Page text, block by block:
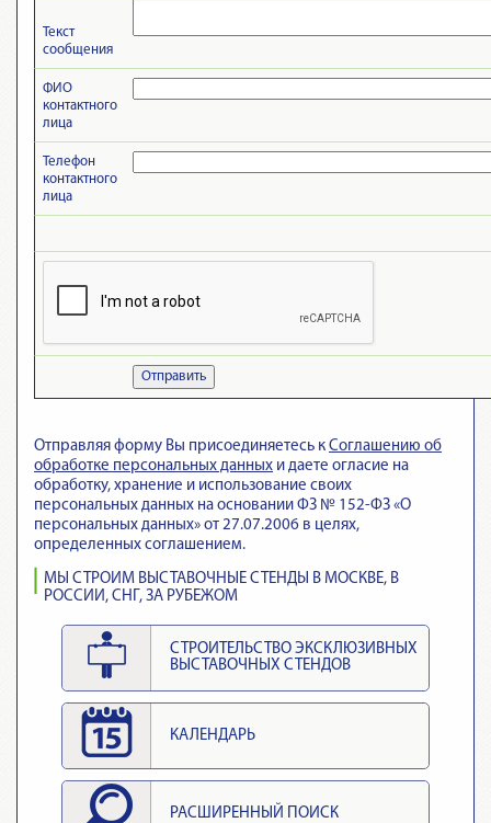
Текст
сообщения
ФИО
контактного
лица
Телефон
контактного
лица
Отправить
Отправляя форму Вы присоединяетесь к Cоглашению об
обработке персональных данных и даете огласие на
обработку, хранение и использование своих
персональных данных на основании ФЗ № 152-ФЗ «О
персональных данных» от 27.07.2006 в целях,
определенных соглашением.
МЫ СТРОИМ ВЫСТАВОЧНЫЕ СТЕНДЫ В МОСКВЕ, В
РОССИИ, СНГ, ЗА РУБЕЖОМ
СТРОИТЕЛЬСТВО ЭКСКЛЮЗИВНЫХ
ВЫСТАВОЧНЫХ СТЕНДОВ
КАЛЕНДАРЬ
РАСШИРЕННЫЙ ПОИСК